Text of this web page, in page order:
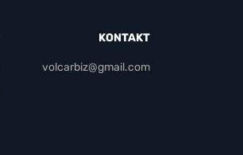
KONTAKT
volcarbiz@gmail.com